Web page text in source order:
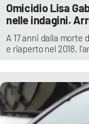
Omicidio Lisa
nelle indagini.
A 17 anni dalla morte
e riaperto nel 2018,